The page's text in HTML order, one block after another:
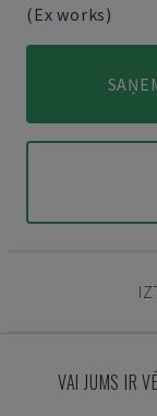
(Ex works)
VAI JUMS IR